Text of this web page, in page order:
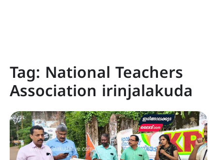
Tag: National Teachers
Association irinjalakuda